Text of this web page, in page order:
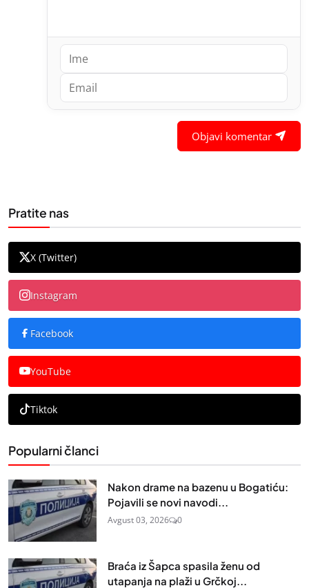
Objavi komentar
Pratite nas
X (Twitter)
Instagram
Facebook
YouTube
Tiktok
Popularni članci
Nakon drame na bazenu u Bogatiću:
Pojavili se novi navodi...
Avgust 03, 2026 0
Braća iz Šapca spasila ženu od
utapanja na plaži u Grčkoj...